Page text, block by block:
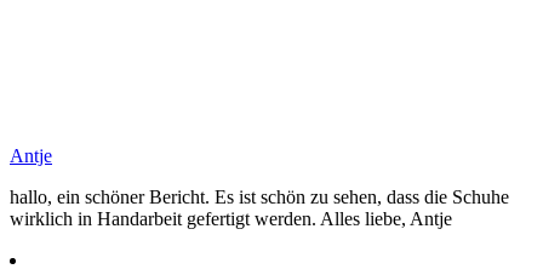
Antje
hallo, ein schöner Bericht. Es ist schön zu sehen, dass die Schuhe
wirklich in Handarbeit gefertigt werden. Alles liebe, Antje